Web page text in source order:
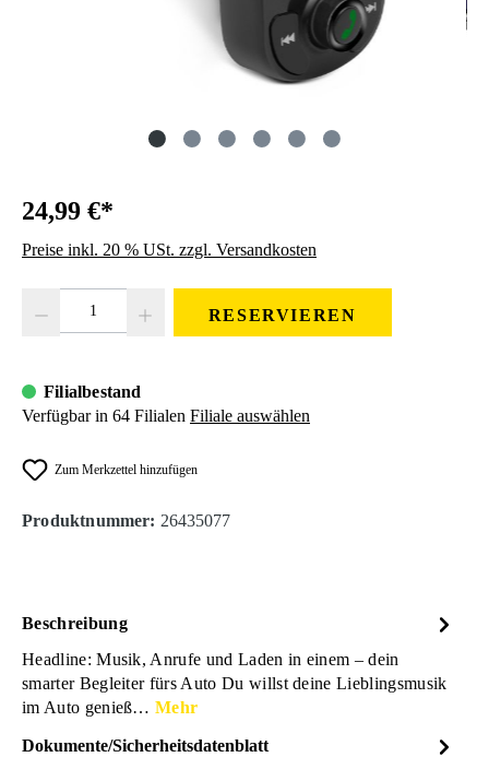
24,99 €*
Preise inkl. 20 % USt. zzgl. Versandkosten
RESERVIEREN
Filialbestand
Verfügbar in 64 Filialen Filiale auswählen
Zum Merkzettel hinzufügen
Produktnummer: 26435077
Beschreibung
Headline: Musik, Anrufe und Laden in einem – dein
smarter Begleiter fürs Auto Du willst deine Lieblingsmusik
im Auto genieß…Mehr
Dokumente/Sicherheitsdatenblatt